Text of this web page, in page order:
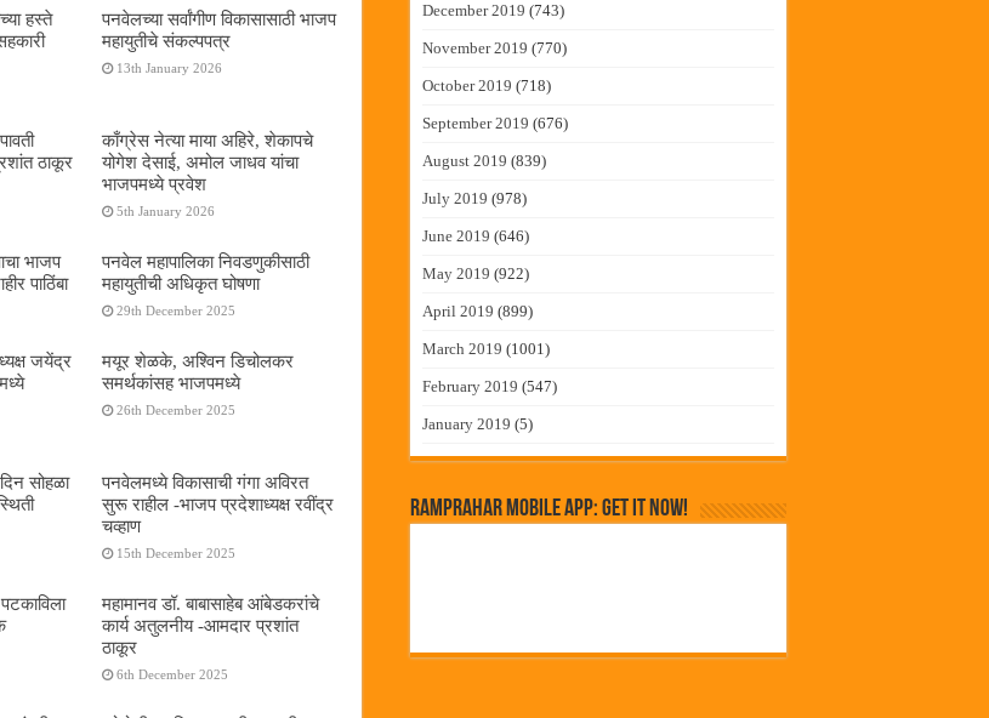
हस्ते
पनवेलच्या सर्वांगीण विकासासाठी भाजप
महायुतीचे संकल्पपत्र
13th January 2026
ठाकूर
काँग्रेस नेत्या माया अहिरे, शेकापचे
योगेश देसाई, अमोल जाधव यांचा
भाजपमध्ये प्रवेश
5th January 2026
भाजप
पाठिंबा
पनवेल महापालिका निवडणुकीसाठी
महायुतीची अधिकृत घोषणा
29th December 2025
जयेंद्र
मयूर शेळके, अश्विन डिचोलकर
समर्थकांसह भाजपमध्ये
26th December 2025
दिन सोहळा
पनवेलमध्ये विकासाची गंगा अविरत
सुरू राहील -भाजप प्रदेशाध्यक्ष रवींद्र
चव्हाण
15th December 2025
महामानव डॉ. बाबासाहेब आंबेडकरांचे
कार्य अतुलनीय -आमदार प्रशांत
ठाकूर
6th December 2025
December 2019 (743)
November 2019 (770)
October 2019 (718)
September 2019 (676)
August 2019 (839)
July 2019 (978)
June 2019 (646)
May 2019 (922)
April 2019 (899)
March 2019 (1001)
February 2019 (547)
January 2019 (5)
RamPrahar Mobile App: Get it Now!